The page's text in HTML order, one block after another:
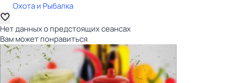
Охота и Рыбалка
Нет данных о предстоящих сеансах
Вам может понравиться